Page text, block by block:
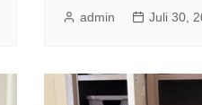
admin Juli 30,